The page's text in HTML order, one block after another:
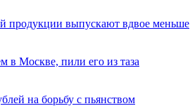
продукции выпускают вдвое меньше
в Москве, пили его из таза
на борьбу с пьянством